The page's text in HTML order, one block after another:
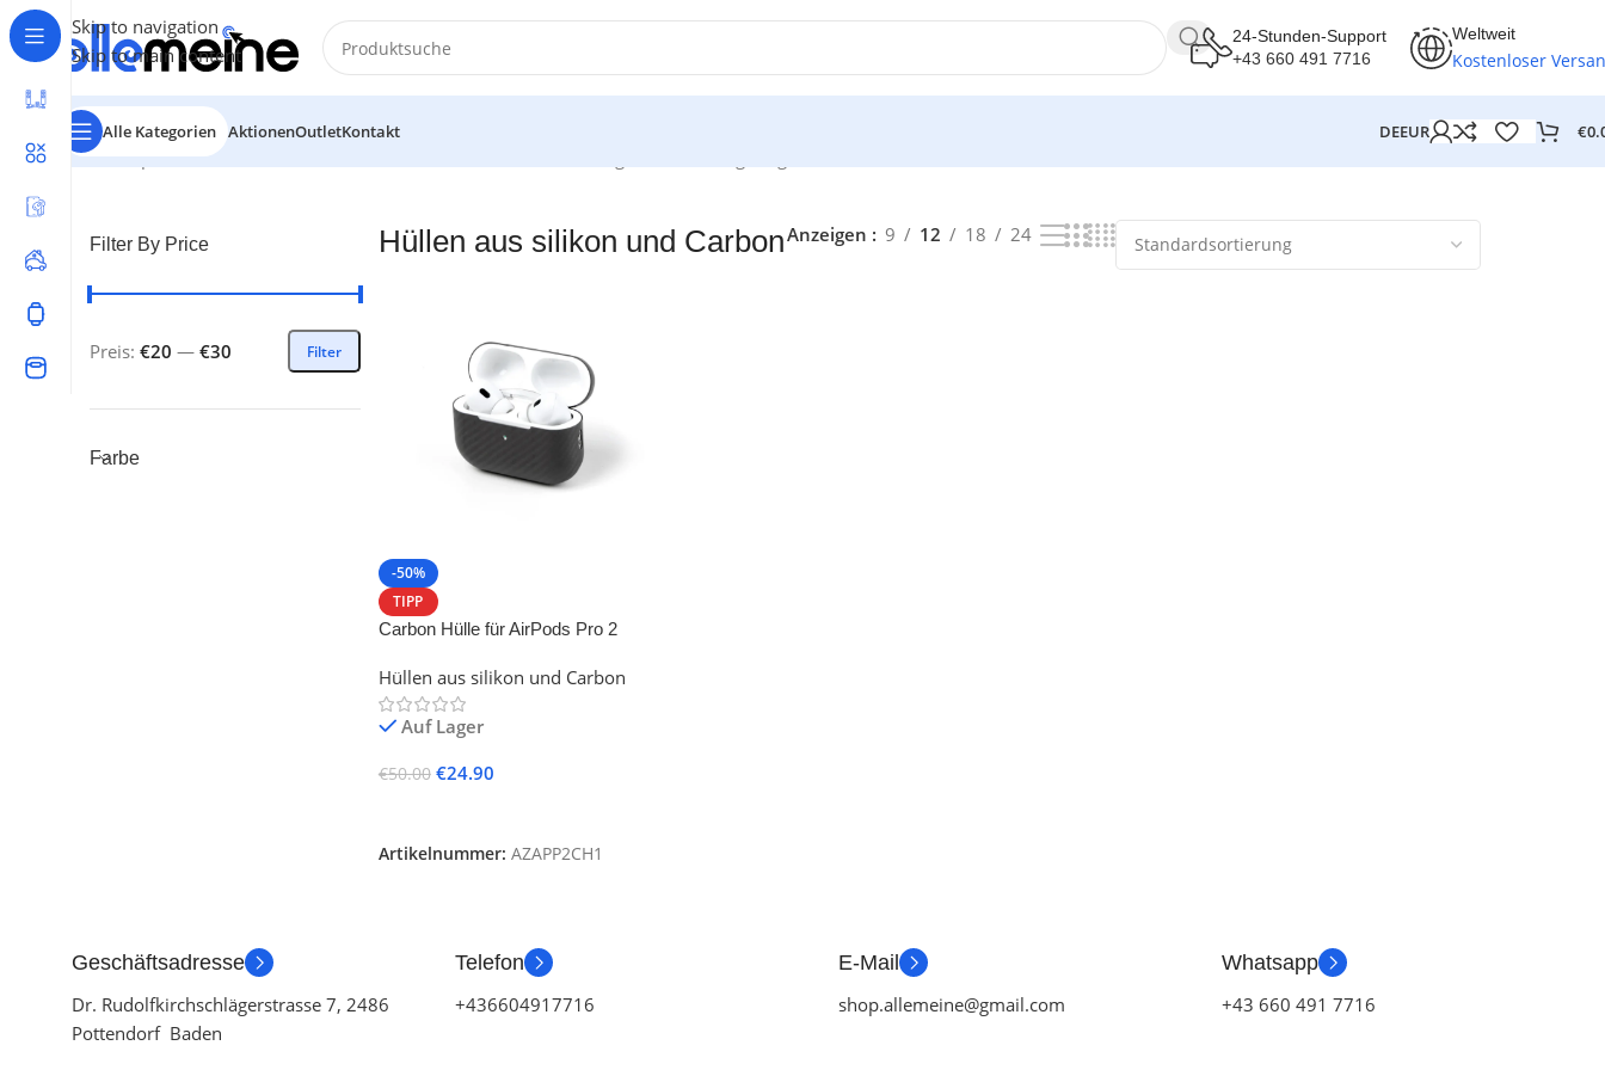
Skip to navigation
Skip to main content
24-Stunden-Support
+43 660 491 7716
Weltweit
Kostenloser
Alle Kategorien AktionenOutletKontakt DEEUR €
Start/Airpod Zubehör
Filter By Price
Filter
Preis: €20 — €30
Farbe
Hüllen aus silikon und CarbonAnzeigen 9 12 18 24
-50%
TIPP
Carbon Hülle für AirPods Pro 2
Hüllen aus silikon und Carbon
Auf Lager
€50.00 €24.90
Artikelnummer: AZAPP2CH1
Geschäftsadresse
Dr. Rudolfkirchschlägerstrasse 7, 2486
Pottendorf Baden
Telefon
+436604917716
E-Mail
shop.allemeine@gmail.com
Whatsapp
+43 660 491 7716